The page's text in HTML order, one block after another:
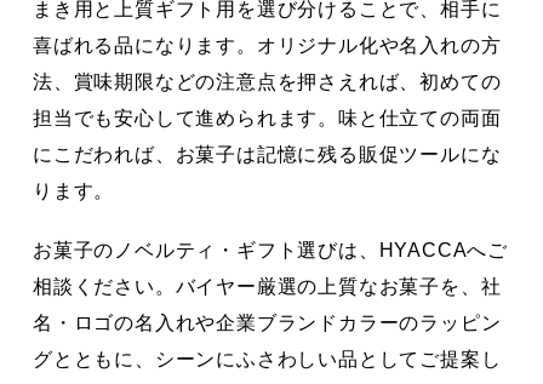
まき用と上質ギフト用を選び分けることで、相手に
喜ばれる品になります。オリジナル化や名入れの方
法、賞味期限などの注意点を押さえれば、初めての
担当でも安心して進められます。味と仕立ての両面
にこだわれば、お菓子は記憶に残る販促ツールにな
ります。
お菓子のノベルティ・ギフト選びは、HYACCAへご
相談ください。バイヤー厳選の上質なお菓子を、社
名・ロゴの名入れや企業ブランドカラーのラッピン
グとともに、シーンにふさわしい品としてご提案し